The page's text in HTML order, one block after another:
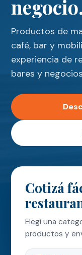
negocio.
Productos de
café, bar y
experiencia de
bares y
Cotizá
Elegí una
productos y